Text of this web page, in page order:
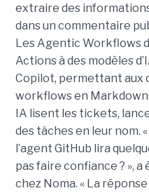
extraire des
dans un commentaire
Les Agentic Workflows
Actions à des modèles
Copilot, permettant aux
workflows en
IA lisent les tickets,
des tâches en leur nom.
l’agent GitHub lira
pas faire confiance ? »,
chez Noma. « La